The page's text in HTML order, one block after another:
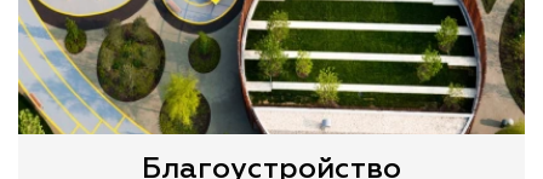
Благоустройство